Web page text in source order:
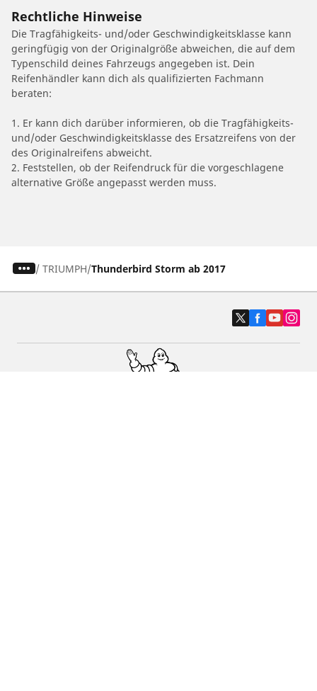
Rechtliche Hinweise
Die Tragfähigkeits- und/oder Geschwindigkeitsklasse kann
geringfügig von der Originalgröße abweichen, die auf dem
Typenschild deines Fahrzeugs angegeben ist. Dein
Reifenhändler kann dich als qualifizierten Fachmann
beraten:
1. Er kann dich darüber informieren, ob die Tragfähigkeits-
und/oder Geschwindigkeitsklasse des Ersatzreifens von der
des Originalreifens abweicht.
2. Feststellen, ob der Reifendruck für die vorgeschlagene
alternative Größe angepasst werden muss.
/ TRIUMPH Thunderbird Storm ab 2017